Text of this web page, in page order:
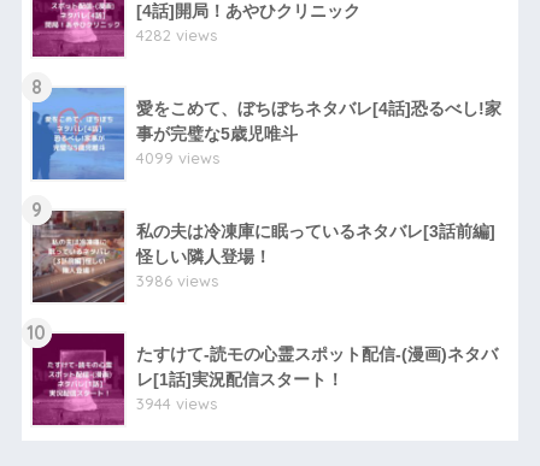
[4話]開局！あやひクリニック
4282 views
8
愛をこめて、ぼちぼちネタバレ[4話]恐るべし!家
事が完璧な5歳児唯斗
4099 views
9
私の夫は冷凍庫に眠っているネタバレ[3話前編]
怪しい隣人登場！
3986 views
10
たすけて-読モの心霊スポット配信-(漫画)ネタバ
レ[1話]実況配信スタート！
3944 views